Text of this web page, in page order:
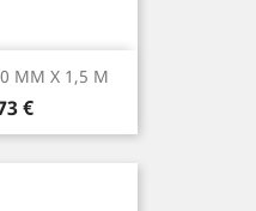
MM X 1,5 M
€